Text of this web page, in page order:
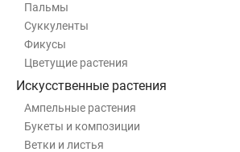
Пальмы
Суккуленты
Фикусы
Цветущие растения
Искусственные растения
Ампельные растения
Букеты и композиции
Ветки и листья